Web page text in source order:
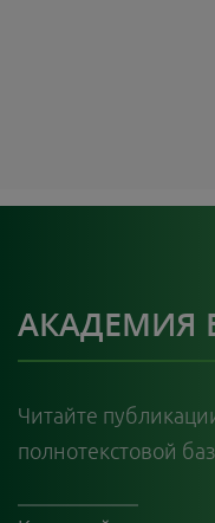
АКАДЕМИЯ
Читайте
полнотекстовой